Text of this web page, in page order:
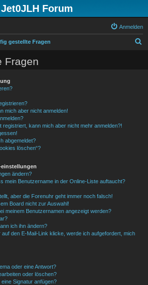
Jet0JLH Forum
Anmelden
gestellte Fragen
Fragen
mich aber nicht anmelden!
registriert, kann mich aber nicht mehr anmelden?!
abgemeldet?
löschen“?
ändern?
mein Benutzername in der Online-Liste auftaucht?
aber die Forenuhr geht immer noch falsch!
Board nicht zur Auswahl!
meinem Benutzernamen angezeigt werden?
ich ihn ändern?
den E-Mail-Link klicke, werde ich aufgefordert, mich
oder eine Antwort?
oder löschen?
Signatur anfügen?